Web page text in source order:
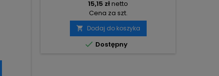
15,15 złnetto
Cena za szt.
 Dodaj do koszyka
 Dostępny